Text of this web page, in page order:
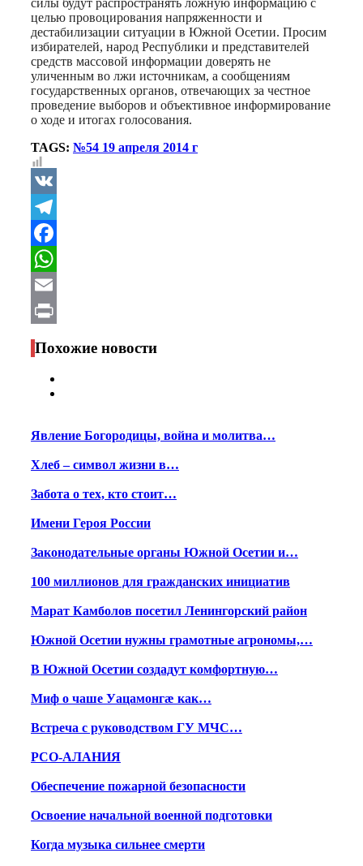
целью провоцирования напряженности и
дестабилизации ситуации в Южной Осетии. Просим
избирателей, народ Республики и представителей
средств массовой информации доверять не
уличенным во лжи источникам, а сообщениям
государственных органов, отвечающих за честное
проведение выборов и объективное информирование
о ходе и итогах голосования.
TAGS: №54 19 апреля 2014 г
VK
Telegram
Facebook
WhatsApp
Email
Print
Похожие новости
Явление Богородицы, война и молитва…
Хлеб – символ жизни в…
Забота о тех, кто стоит…
Имени Героя России
Законодательные органы Южной Осетии и…
100 миллионов для гражданских инициатив
Марат Камболов посетил Ленингорский район
Южной Осетии нужны грамотные агрономы,…
В Южной Осетии создадут комфортную…
Миф о чаше Уацамонгæ как…
Встреча с руководством ГУ МЧС…
РСО-АЛАНИЯ
Обеспечение пожарной безопасности
Освоение начальной военной подготовки
Когда музыка сильнее смерти